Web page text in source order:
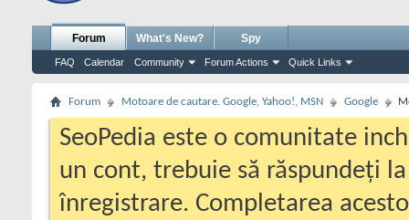
Forum
FAQ Calendar Community Forum Actions Quick Links
What's New? Spy
Forum Motoare de cautare. Google, Yahoo!, MSN Google
SeoPedia este o comunitate
un cont, trebuie să răspundeți
înregistrare. Completarea